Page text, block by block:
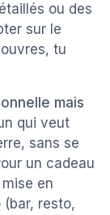
ou des
sur le
tu
mais
qui veut
sans se
un cadeau
en
(bar, resto,